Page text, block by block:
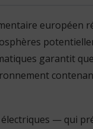
européen
garantit
— qui